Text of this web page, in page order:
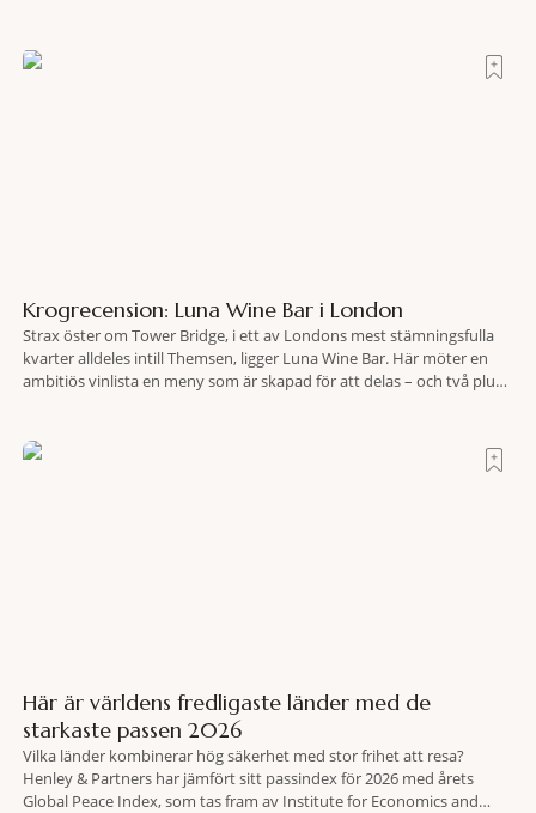
lokaliserades den 2 juni i år med hjälp
Krogrecension: Luna Wine Bar i London
Strax öster om Tower Bridge, i ett av Londons mest stämningsfulla
kvarter alldeles intill Themsen, ligger Luna Wine Bar. Här möter en
ambitiös vinlista en meny som är skapad för att delas – och två plus
Här är världens fredligaste länder med de
starkaste passen 2026
Vilka länder kombinerar hög säkerhet med stor frihet att resa?
Henley & Partners har jämfört sitt passindex för 2026 med årets
Global Peace Index, som tas fram av Institute for Economics and